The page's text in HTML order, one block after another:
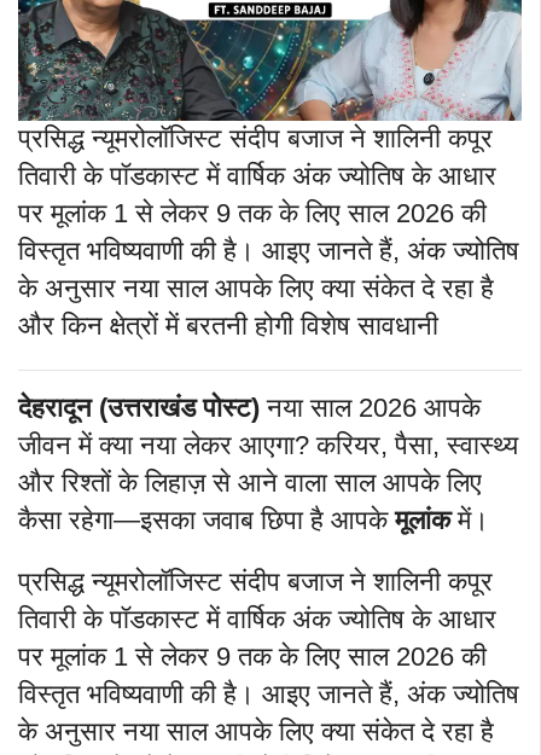
प्रसिद्ध न्यूमरोलॉजिस्ट संदीप बजाज ने शालिनी कपूर
तिवारी के पॉडकास्ट में वार्षिक अंक ज्योतिष के आधार
पर मूलांक 1 से लेकर 9 तक के लिए साल 2026 की
विस्तृत भविष्यवाणी की है। आइए जानते हैं, अंक ज्योतिष
के अनुसार नया साल आपके लिए क्या संकेत दे रहा है
और किन क्षेत्रों में बरतनी होगी विशेष सावधानी
देहरादून (उत्तराखंड पोस्ट)नया साल 2026 आपके
जीवन में क्या नया लेकर आएगा? करियर, पैसा, स्वास्थ्य
और रिश्तों के लिहाज़ से आने वाला साल आपके लिए
कैसा रहेगा—इसका जवाब छिपा है आपकेमूलांकमें।
प्रसिद्ध न्यूमरोलॉजिस्ट संदीप बजाज ने शालिनी कपूर
तिवारी के पॉडकास्ट में वार्षिक अंक ज्योतिष के आधार
पर मूलांक 1 से लेकर 9 तक के लिए साल 2026 की
विस्तृत भविष्यवाणी की है। आइए जानते हैं, अंक ज्योतिष
के अनुसार नया साल आपके लिए क्या संकेत दे रहा है